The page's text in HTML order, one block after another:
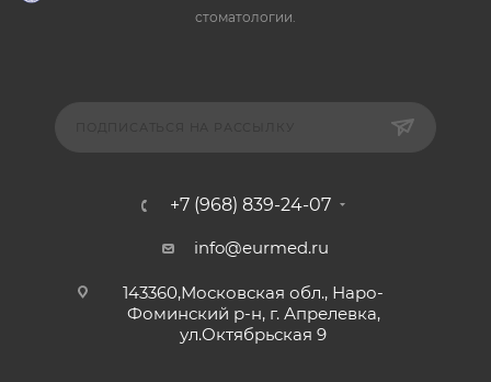
стоматологии.
+7 (968) 839-24-07
info@eurmed.ru
143360,Московская обл., Наро-
Фоминский р-н, г. Апрелевка,
ул.Октябрьская 9